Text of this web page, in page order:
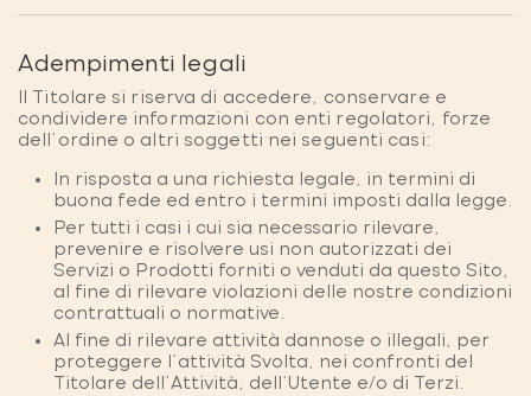
Adempimenti legali
Il Titolare si riserva di accedere, conservare e
condividere informazioni con enti regolatori, forze
dell'ordine o altri soggetti nei seguenti casi:
In risposta a una richiesta legale, in termini di
buona fede ed entro i termini imposti dalla legge.
Per tutti i casi i cui sia necessario rilevare,
prevenire e risolvere usi non autorizzati dei
Servizi o Prodotti forniti o venduti da questo Sito,
al fine di rilevare violazioni delle nostre condizioni
contrattuali o normative.
Al fine di rilevare attività dannose o illegali, per
proteggere l’attività Svolta, nei confronti del
Titolare dell’Attività, dell’Utente e/o di Terzi.